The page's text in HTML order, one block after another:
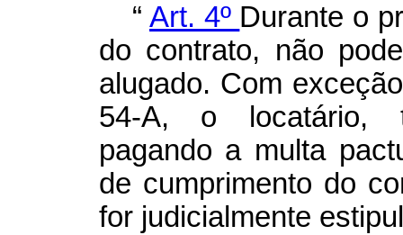
“Art. 4º Durante o
do contrato, não
alugado. Com
54-A, o locatário,
pagando a multa
de cumprimento do
for judicialmente